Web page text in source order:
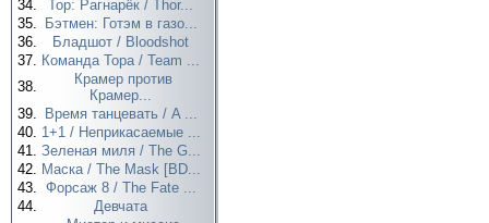
34.
Тор: Рагнарёк / Thor...
35.
Бэтмен: Готэм в газо...
36.
Бладшот / Bloodshot
37. Команда Тора / Team ...
38.
Крамер против
Крамер...
39.
Время танцевать / A ...
40. 1+1 / Неприкасаемые ...
41. Зеленая миля / The G...
42. Маска / The Mask [BD...
43. Форсаж 8 / The Fate ...
44.
Девчата